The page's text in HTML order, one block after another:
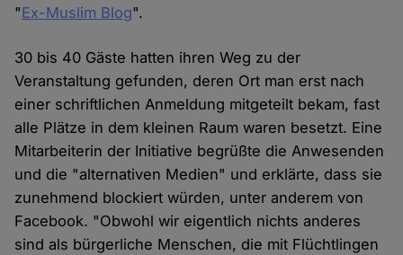
"Ex-Muslim Blog".
30 bis 40 Gäste hatten ihren Weg zu der
Veranstaltung gefunden, deren Ort man erst nach
einer schriftlichen Anmeldung mitgeteilt bekam, fast
alle Plätze in dem kleinen Raum waren besetzt. Eine
Mitarbeiterin der Initiative begrüßte die Anwesenden
und die "alternativen Medien" und erklärte, dass sie
zunehmend blockiert würden, unter anderem von
Facebook. "Obwohl wir eigentlich nichts anderes
sind als bürgerliche Menschen, die mit Flüchtlingen